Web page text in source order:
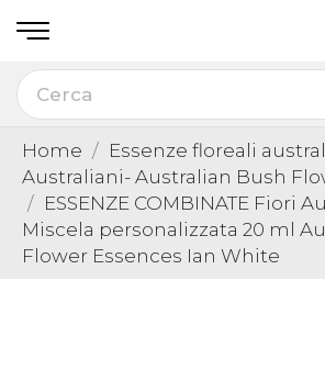
Home Essenze floreali
Australiani- Australian Bush
ESSENZE COMBINATE Fiori
Miscela personalizzata 20 ml
Flower Essences Ian White